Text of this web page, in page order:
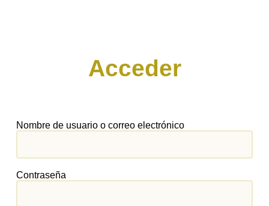
Acceder
Nombre de usuario o correo electrónico
Contraseña